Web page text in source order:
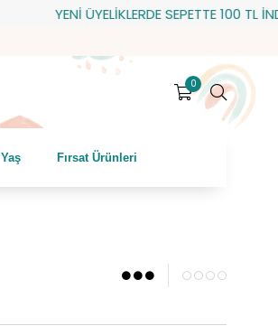
YENİ ÜYELİKLERDE SEPETTE 100 TL
0
Yaş Fırsat Ürünleri